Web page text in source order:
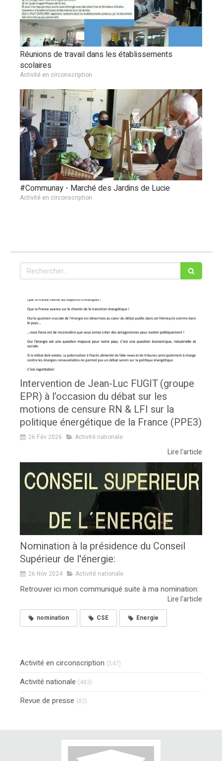
Réunions de travail dans les établissements
scolaires
Activité en circonscription
#Communay - Marché des Jardins de Lucie
Activité en circonscription
Rechercher
Intervention de Jean-Luc FUGIT (groupe
EPR) à l’occasion du débat sur les
motions de censure RN & LFI sur la
politique énergétique de la France (PPE3)
26 Fév 2026 Activité nationale
Lire l'article
Nomination à la présidence du Conseil
Supérieur de l'énergie:
26 Nov 2024 Activité nationale
Retrouver ici mon communiqué suite à ma nomination:
Lire l'article
nomination CSE Energie
Activité en circonscription (547)
Activité nationale (483)
Revue de presse (82)